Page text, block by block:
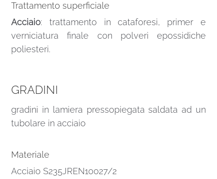
Trattamento superficiale
Acciaio: trattamento in cataforesi, primer e
verniciatura finale con polveri epossidiche
poliesteri.
GRADINI
gradini in lamiera pressopiegata saldata ad un
tubolare in acciaio
Materiale
Acciaio S235JREN10027/2